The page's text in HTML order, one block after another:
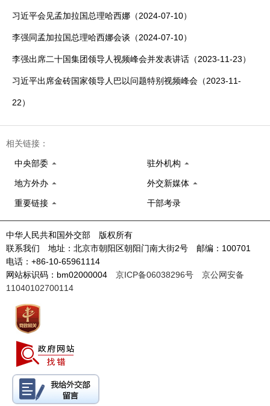
习近平会见孟加拉国总理哈西娜（2024-07-10）
李强同孟加拉国总理哈西娜会谈（2024-07-10）
李强出席二十国集团领导人视频峰会并发表讲话（2023-11-23）
习近平出席金砖国家领导人巴以问题特别视频峰会（2023-11-
22）
相关链接：
中央部委 驻外机构
地方外办 外交新媒体
重要链接 干部考录
中华人民共和国外交部 版权所有
联系我们 地址：北京市朝阳区朝阳门南大街2号 邮编：100701
电话：+86-10-65961114
网站标识码：bm02000004 京ICP备06038296号
京公网安备
11040102700114